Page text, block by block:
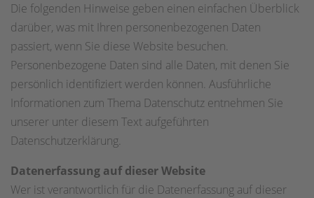
Die folgenden Hinweise geben einen einfachen Überblick
darüber, was mit Ihren personenbezogenen Daten
passiert, wenn Sie diese Website besuchen.
Personenbezogene Daten sind alle Daten, mit denen Sie
persönlich identifiziert werden können. Ausführliche
Informationen zum Thema Datenschutz entnehmen Sie
unserer unter diesem Text aufgeführten
Datenschutzerklärung.
Datenerfassung auf dieser Website
Wer ist verantwortlich für die Datenerfassung auf dieser